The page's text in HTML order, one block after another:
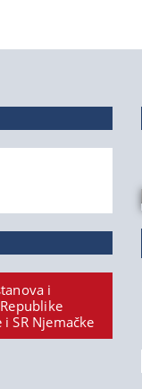
i
SR Njemačke